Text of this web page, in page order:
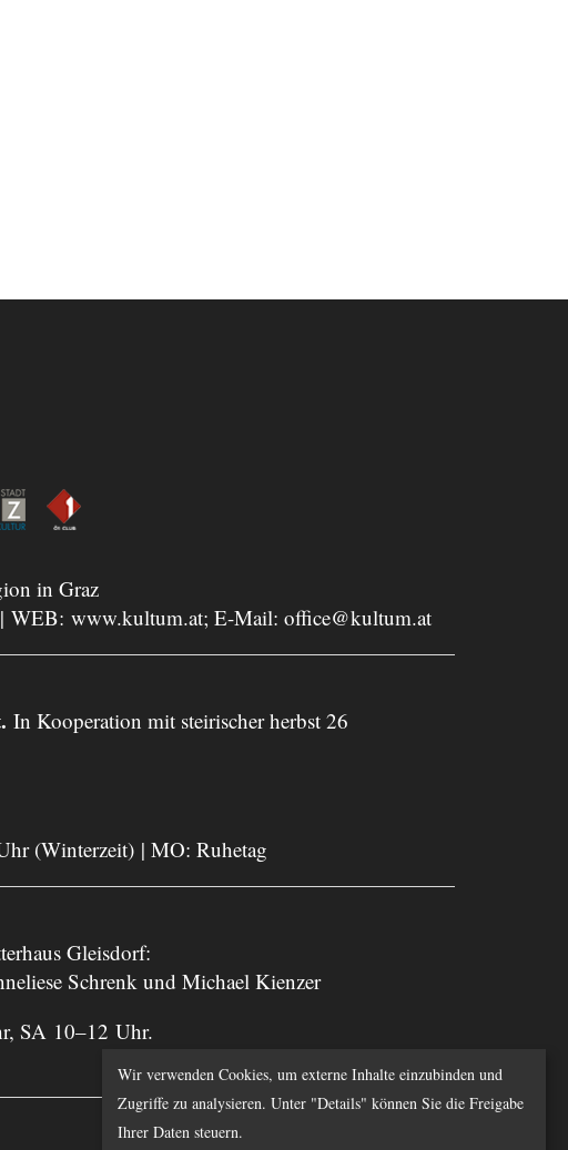
in Graz
| WEB: www.kultum.at; E-Mail: office@kultum.at
In Kooperation mit steirischer herbst 26
(Winterzeit) | MO: Ruhetag
Gleisdorf:
Schrenk und Michael Kienzer
SA 10–12 Uhr.
Wir verwenden Cookies, um externe Inhalte einzubinden und
Zugriffe zu analysieren. Unter "Details" können Sie die Freigabe
Ihrer Daten steuern.